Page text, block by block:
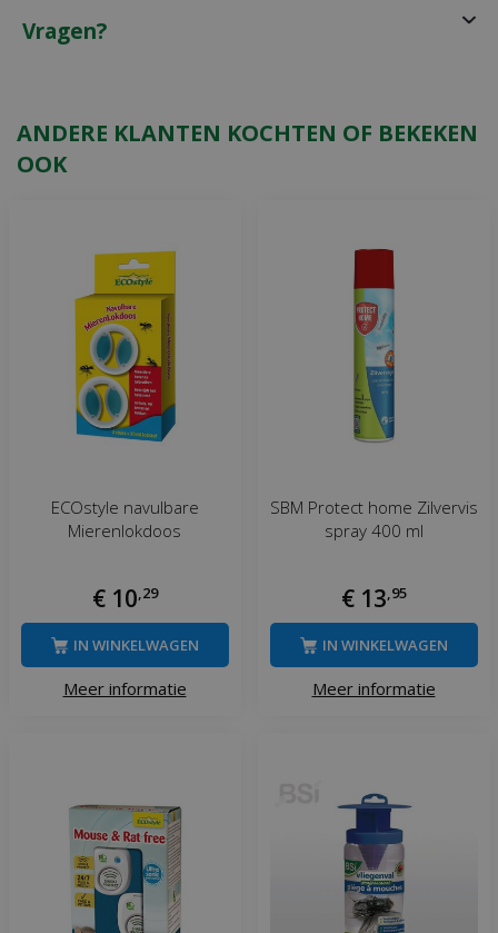
Vragen?
ANDERE KLANTEN KOCHTEN OF BEKEKEN
OOK
ECOstyle navulbare
Mierenlokdoos
€ 10,29
Meer informatie
IN WINKELWAGEN
SBM Protect home Zilvervis
spray 400 ml
€ 13,95
Meer informatie
IN WINKELWAGEN